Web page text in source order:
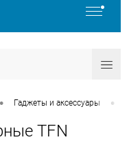
• Гаджеты и аксессуары •
TFN